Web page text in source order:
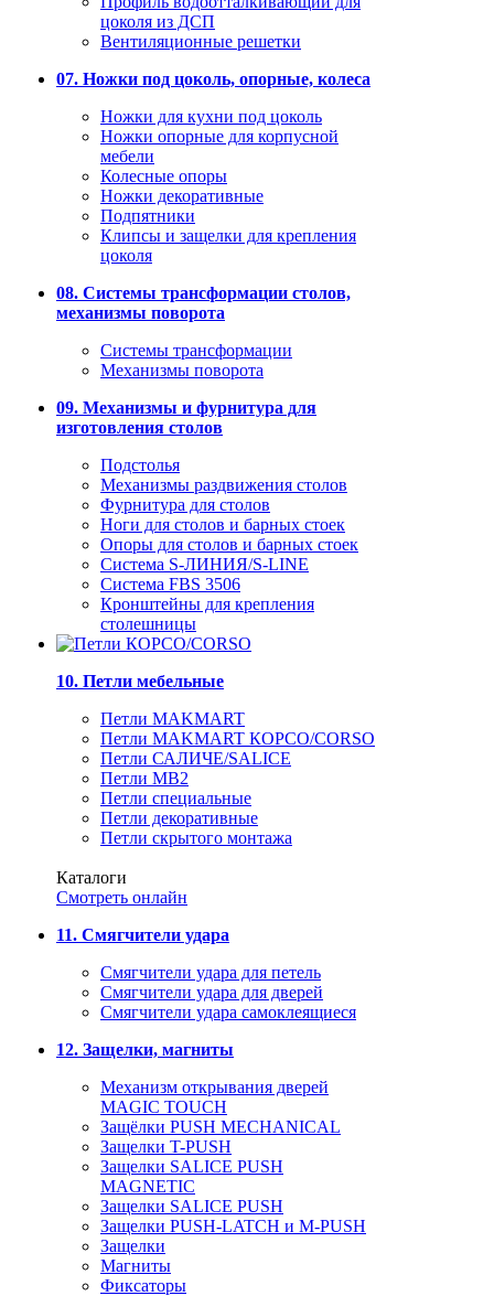
цоколя из ДСП
Вентиляционные решетки
07. Ножки под цоколь, опорные, колеса
Ножки для кухни под цоколь
Ножки опорные для корпусной
мебели
Колесные опоры
Ножки декоративные
Подпятники
Клипсы и защелки для крепления
цоколя
08. Системы трансформации столов,
механизмы поворота
Системы трансформации
Механизмы поворота
09. Механизмы и фурнитура для
изготовления столов
Подстолья
Механизмы раздвижения столов
Фурнитура для столов
Ноги для столов и барных стоек
Опоры для столов и барных стоек
Система S-ЛИНИЯ/S-LINE
Система FBS 3506
Кронштейны для крепления
столешницы
10. Петли мебельные
Петли MAKMART
Петли MAKMART КОРСО/CORSO
Петли САЛИЧЕ/SALICE
Петли MB2
Петли специальные
Петли декоративные
Петли скрытого монтажа
Каталоги
Смотреть онлайн
11. Смягчители удара
Смягчители удара для петель
Смягчители удара для дверей
Cмягчители удара самоклеящиеся
12. Защелки, магниты
Механизм открывания дверей
MAGIC TOUCH
Защёлки PUSH MECHANICAL
Защелки T-PUSH
Защелки SALICE PUSH
MAGNETIC
Защелки SALICE PUSH
Защелки PUSH-LATCH и M-PUSH
Защелки
Магниты
Фиксаторы